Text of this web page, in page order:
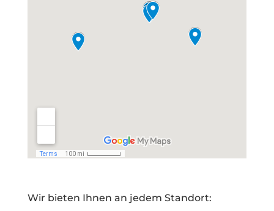
Wir bieten Ihnen an jedem Standort: